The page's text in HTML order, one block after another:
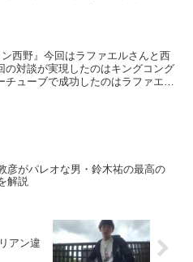
西野』今回はラファエルさんと西
の対談が実現したのはキングコング
ューブで成功したのはラファエル
彦がパレオな男・鈴木祐の最高の
解説
アン違